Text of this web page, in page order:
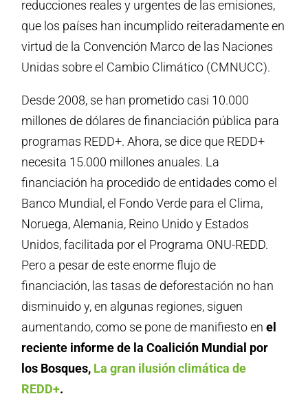
reducciones reales y urgentes de las emisiones,
que los países han incumplido reiteradamente en
virtud de la Convención Marco de las Naciones
Unidas sobre el Cambio Climático (CMNUCC).
Desde 2008, se han prometido casi 10.000
millones de dólares de financiación pública para
programas REDD+. Ahora, se dice que REDD+
necesita 15.000 millones anuales. La
financiación ha procedido de entidades como el
Banco Mundial, el Fondo Verde para el Clima,
Noruega, Alemania, Reino Unido y Estados
Unidos, facilitada por el Programa ONU-REDD.
Pero a pesar de este enorme flujo de
financiación, las tasas de deforestación no han
disminuido y, en algunas regiones, siguen
aumentando, como se pone de manifiesto enel
reciente informe de la Coalición Mundial por
los Bosques, La gran ilusión climática de
REDD+.